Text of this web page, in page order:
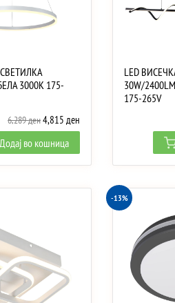
3000K 175-
6,289денOriginal
price
was:
6,289 ден.
4,815ден
price
is:
4,815 ден.
Додај во кошница
LED
30W/
175-265V
-13%